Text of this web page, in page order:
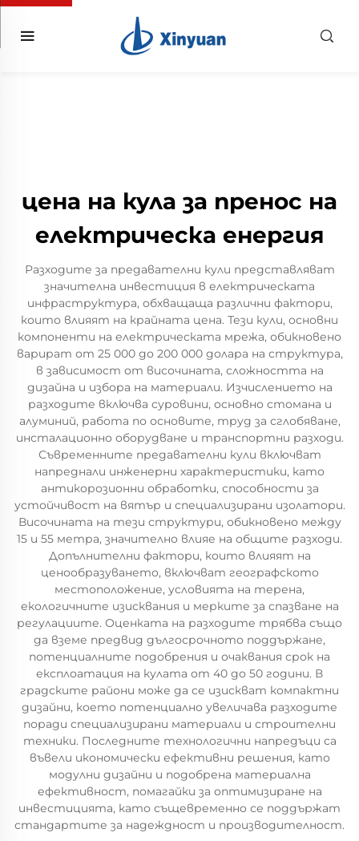
цена на кула за пренос на
електрическа енергия
Разходите за предавателни кули представляват
значителна инвестиция в електрическата
инфраструктура, обхващаща различни фактори,
които влияят на крайната цена. Тези кули, основни
компоненти на електрическата мрежа, обикновено
варират от 25 000 до 200 000 долара на структура,
в зависимост от височината, сложността на
дизайна и избора на материали. Изчислението на
разходите включва суровини, основно стомана и
алуминий, работа по основите, труд за сглобяване,
инсталационно оборудване и транспортни разходи.
Съвременните предавателни кули включват
напреднали инженерни характеристики, като
антикорозионни обработки, способности за
устойчивост на вятър и специализирани изолатори.
Височината на тези структури, обикновено между
15 и 55 метра, значително влияе на общите разходи.
Допълнителни фактори, които влияят на
ценообразуването, включват географското
местоположение, условията на терена,
екологичните изисквания и мерките за спазване на
регулациите. Оценката на разходите трябва също
да вземе предвид дългосрочното поддържане,
потенциалните подобрения и очаквания срок на
експлоатация на кулата от 40 до 50 години. В
градските райони може да се изискват компактни
дизайни, което потенциално увеличава разходите
поради специализирани материали и строителни
техники. Последните технологични напредъци са
въвели икономически ефективни решения, като
модулни дизайни и подобрена материална
ефективност, помагайки за оптимизиране на
инвестицията, като същевременно се поддържат
стандартите за надеждност и производителност.